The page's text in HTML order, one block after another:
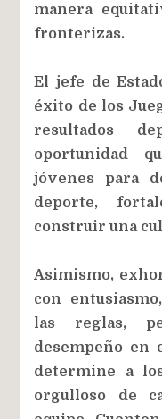
manera
fronterizas.
El jefe de
éxito de los
resultados
oportunidad
jóvenes para
deporte,
construir una
Asimismo,
con
las reglas,
desempeño en
determine a
orgulloso de